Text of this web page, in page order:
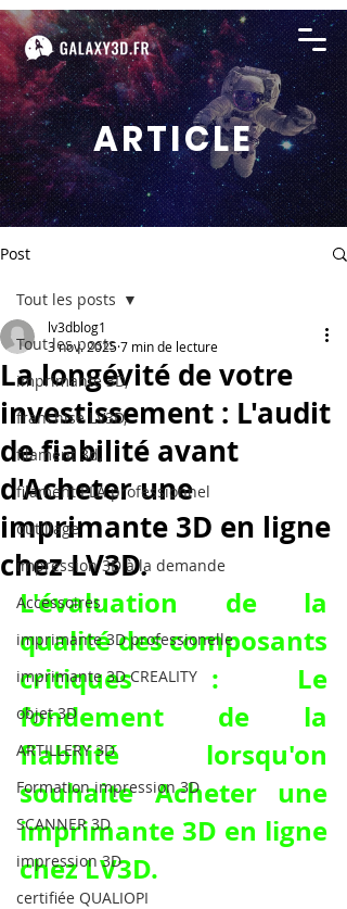
ARTICLE
Post
Tout les posts
imprimante 3D,
franchise LV3D,
filament 3d,
filament PLA professionnel
outillage
impression 3D à la demande
Accessoires
imprimante 3D professionelle
imprimante 3D CREALITY
objet 3D
ARTILLERY 3D
Formation impression 3D
SCANNER 3D
impression 3D
certifiée QUALIOPI
Tout les posts
La longévité de votre
investissement : L'audit
de fiabilité avant
d'Acheter une
imprimante 3D en ligne
chez LV3D.
lv3dblog1
3 nov. 20257 min de lecture
L'évaluation de la
qualité des composants
critiques : Le
fondement de la
fiabilité lorsqu'on
souhaite Acheter une
imprimante 3D en ligne
chez LV3D.